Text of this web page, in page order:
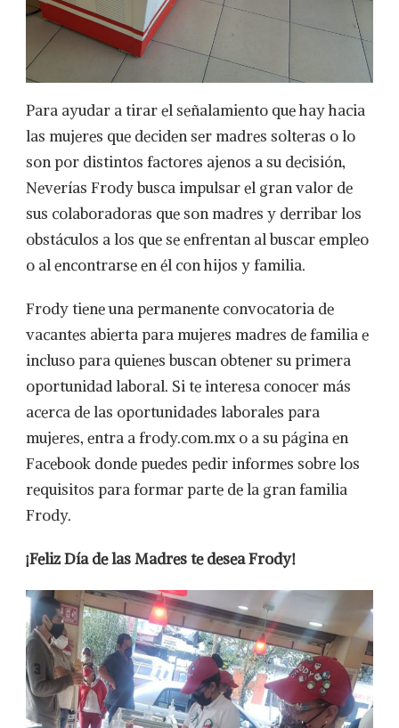
Para ayudar a tirar el señalamiento que hay hacia
las mujeres que deciden ser madres solteras o lo
son por distintos factores ajenos a su decisión,
Neverías Frody busca impulsar el gran valor de
sus colaboradoras que son madres y derribar los
obstáculos a los que se enfrentan al buscar empleo
o al encontrarse en él con hijos y familia.
Frody tiene una permanente convocatoria de
vacantes abierta para mujeres madres de familia e
incluso para quienes buscan obtener su primera
oportunidad laboral. Si te interesa conocer más
acerca de las oportunidades laborales para
mujeres, entra a frody.com.mx o a su página en
Facebook donde puedes pedir informes sobre los
requisitos para formar parte de la gran familia
Frody.
¡Feliz Día de las Madres te desea Frody!